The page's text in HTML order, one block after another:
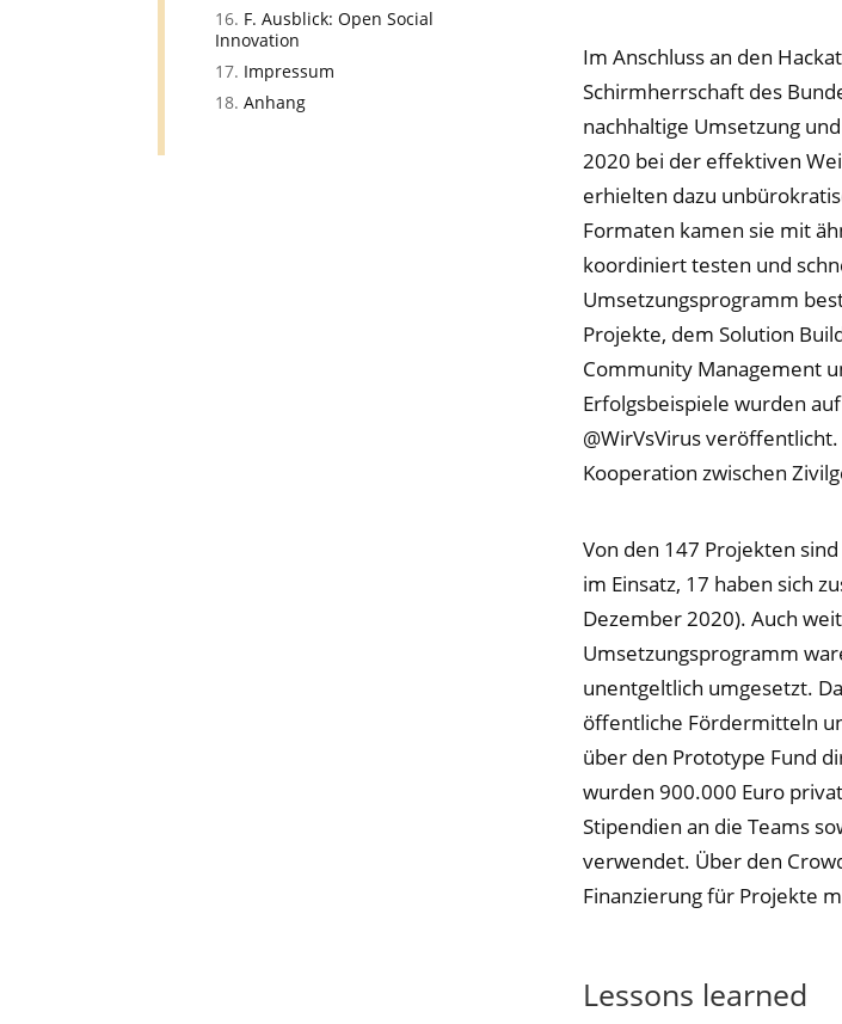
F. Ausblick: Open Social
Innovation
Impressum
Anhang
Im Anschluss an den
Schirmherrschaft des
nachhaltige Umsetzung
2020 bei der effektiven
erhielten dazu
Formaten kamen sie mit
koordiniert testen und
Umsetzungsprogramm
Projekte, dem Solution
Community Management
Erfolgsbeispiele wurden
@WirVsVirus
Kooperation zwischen
Von den 147 Projekten
im Einsatz, 17 haben sich
Dezember 2020). Auch
Umsetzungsprogramm
unentgeltlich umgesetzt.
öffentliche Fördermitteln
über den Prototype Fund
wurden 900.000 Euro
Stipendien an die Teams
verwendet. Über den
Finanzierung für Projekte
Lessons learned